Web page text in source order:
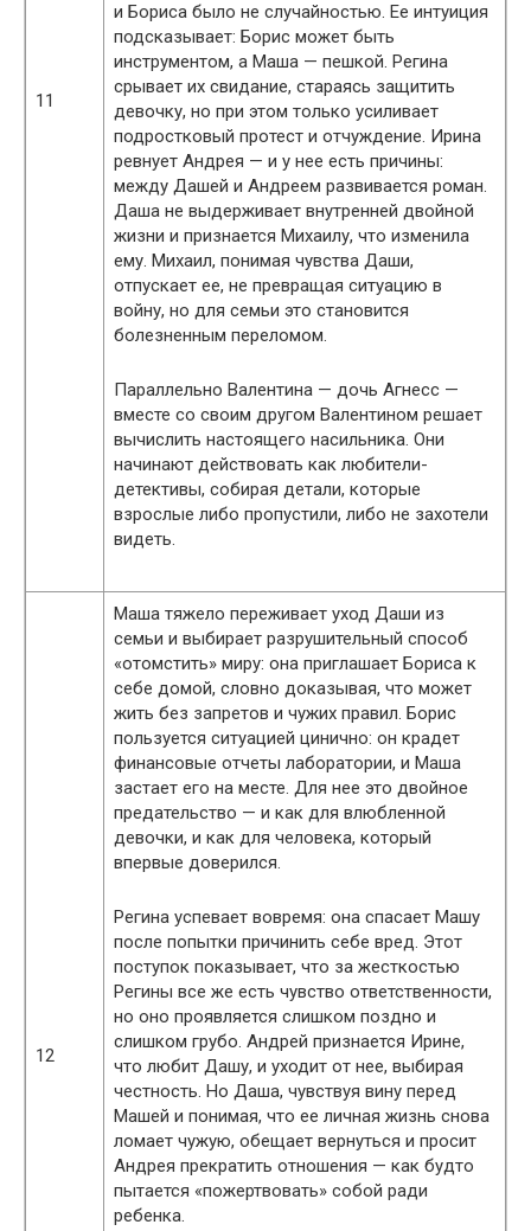
11
и Бориса было не случайностью. Ее интуиция
подсказывает: Борис может быть
инструментом, а Маша — пешкой. Регина
срывает их свидание, стараясь защитить
девочку, но при этом только усиливает
подростковый протест и отчуждение. Ирина
ревнует Андрея — и у нее есть причины:
между Дашей и Андреем развивается роман.
Даша не выдерживает внутренней двойной
жизни и признается Михаилу, что изменила
ему. Михаил, понимая чувства Даши,
отпускает ее, не превращая ситуацию в
войну, но для семьи это становится
болезненным переломом.
Параллельно Валентина — дочь Агнесс —
вместе со своим другом Валентином решает
вычислить настоящего насильника. Они
начинают действовать как любители-
детективы, собирая детали, которые
взрослые либо пропустили, либо не захотели
видеть.
12
Маша тяжело переживает уход Даши из
семьи и выбирает разрушительный способ
«отомстить» миру: она приглашает Бориса к
себе домой, словно доказывая, что может
жить без запретов и чужих правил. Борис
пользуется ситуацией цинично: он крадет
финансовые отчеты лаборатории, и Маша
застает его на месте. Для нее это двойное
предательство — и как для влюбленной
девочки, и как для человека, который
впервые доверился.
Регина успевает вовремя: она спасает Машу
после попытки причинить себе вред. Этот
поступок показывает, что за жесткостью
Регины все же есть чувство ответственности,
но оно проявляется слишком поздно и
слишком грубо. Андрей признается Ирине,
что любит Дашу, и уходит от нее, выбирая
честность. Но Даша, чувствуя вину перед
Машей и понимая, что ее личная жизнь снова
ломает чужую, обещает вернуться и просит
Андрея прекратить отношения — как будто
пытается «пожертвовать» собой ради
ребенка.